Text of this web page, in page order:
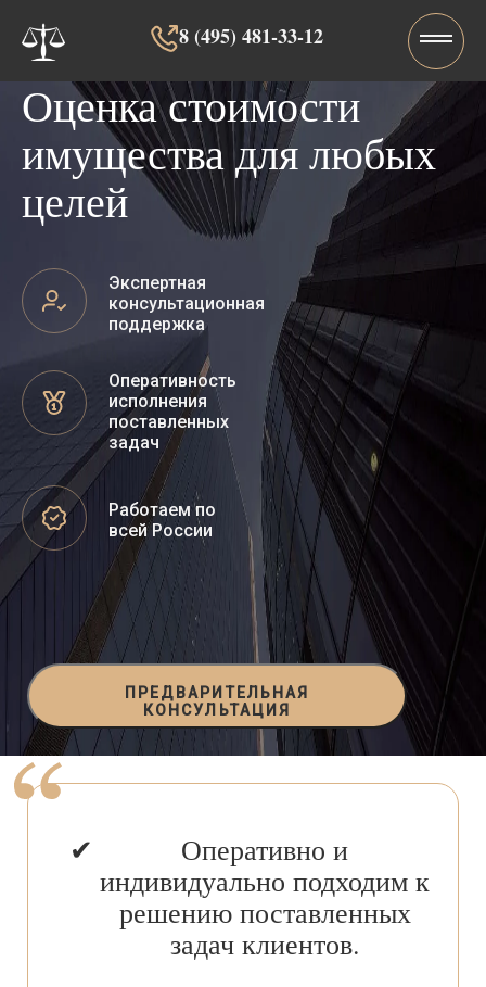
8 (495) 481-33-12‬‬
Оценка стоимости
имущества для любых
целей
Экспертная
консультационная
поддержка
Оперативность
исполнения
поставленных
задач
Работаем по
всей России
ПРЕДВАРИТЕЛЬНАЯ
КОНСУЛЬТАЦИЯ
Оперативно и
индивидуально подходим к
решению поставленных
задач клиентов.